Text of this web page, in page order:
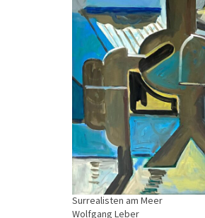
Surrealisten am Meer
Wolfgang Leber